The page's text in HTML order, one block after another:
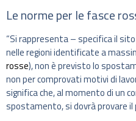
Le norme per le fasce
“Si rappresenta – specifica il
nelle regioni identificate a
rosse), non è previsto lo
non per comprovati motivi di
significa che, al momento di un
spostamento, si dovrà provare il